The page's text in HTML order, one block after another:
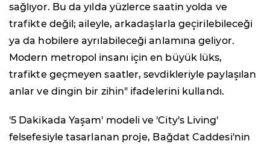
sağlıyor. Bu da yılda yüzlerce saatin yolda ve
trafikte değil; aileyle, arkadaşlarla geçirilebileceği
ya da hobilere ayrılabileceği anlamına geliyor.
Modern metropol insanı için en büyük lüks,
trafikte geçmeyen saatler, sevdikleriyle paylaşılan
anlar ve dingin bir zihin" ifadelerini kullandı.
'5 Dakikada Yaşam' modeli ve 'City's Living'
felsefesiyle tasarlanan proje, Bağdat Caddesi'nin